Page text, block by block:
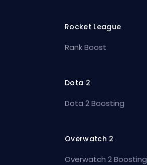
Rocket League
Rank Boost
Dota 2
Dota 2 Boosting
Overwatch 2
Overwatch 2 Boosting